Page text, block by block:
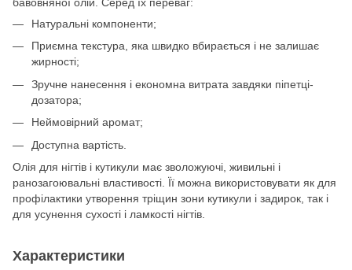
Натуральні компоненти;
Приємна текстура, яка швидко вбирається і не залишає
жирності;
Зручне нанесення і економна витрата завдяки піпетці-
дозатора;
Неймовірний аромат;
Доступна вартість.
Олія для нігтів і кутикули має зволожуючі, живильні і
ранозагоювальні властивості. Її можна використовувати як для
профілактики утворення тріщин зони кутикули і задирок, так і
для усунення сухості і ламкості нігтів.
Характеристики